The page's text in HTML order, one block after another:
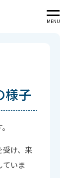
MENU
様子
受け、来
ていま